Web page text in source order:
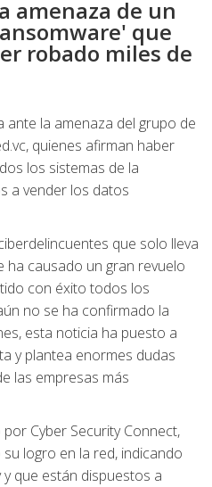
amenaza de un
que
robado miles de
ante la amenaza del grupo de
quienes afirman haber
los sistemas de la
a vender los datos
que solo lleva
causado un gran revuelo
con éxito todos los
no se ha confirmado la
esta noticia ha puesto a
y plantea enormes dudas
las empresas más
Cyber ​​Security Connect,
logro en la red, indicando
que están dispuestos a